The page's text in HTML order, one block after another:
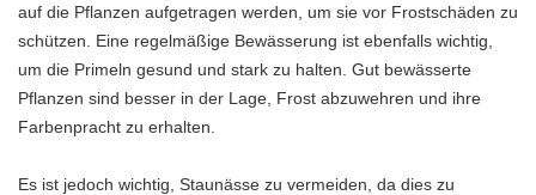
auf die Pflanzen aufgetragen werden, um sie vor Frostschäden zu
schützen. Eine regelmäßige Bewässerung ist ebenfalls wichtig,
um die Primeln gesund und stark zu halten. Gut bewässerte
Pflanzen sind besser in der Lage, Frost abzuwehren und ihre
Farbenpracht zu erhalten.
Es ist jedoch wichtig, Staunässe zu vermeiden, da dies zu